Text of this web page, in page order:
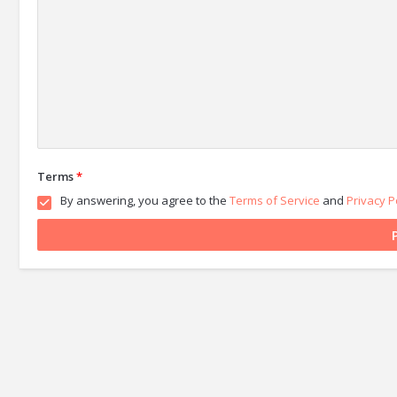
Terms*
By answering, you agree to the Terms of Service and Privacy